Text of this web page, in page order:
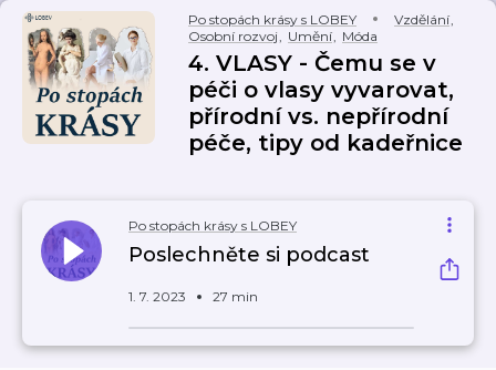
Po stopách krásy s LOBEY Vzdělání,
Osobní rozvoj, Umění, Móda
4. VLASY - Čemu se v
péči o vlasy vyvarovat,
přírodní vs. nepřírodní
péče, tipy od kadeřnice
Po stopách krásy s LOBEY
Poslechněte si podcast
1. 7. 2023 27 min